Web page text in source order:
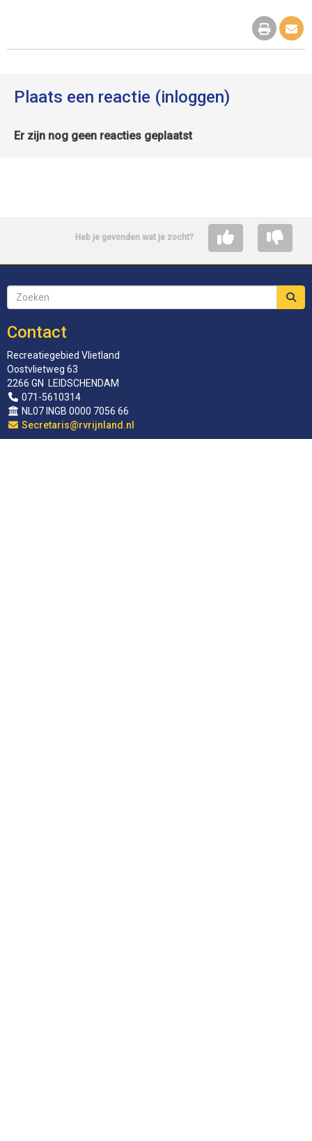
Plaats een reactie (inloggen)
Er zijn nog geen reacties geplaatst
Heb je gevonden wat je zocht?
Contact
Recreatiegebied Vlietland
Oostvlietweg 63
2266 GN LEIDSCHENDAM
071-5610314
NL07 INGB 0000 7056 66
siraterceS@rvrijnland.nl